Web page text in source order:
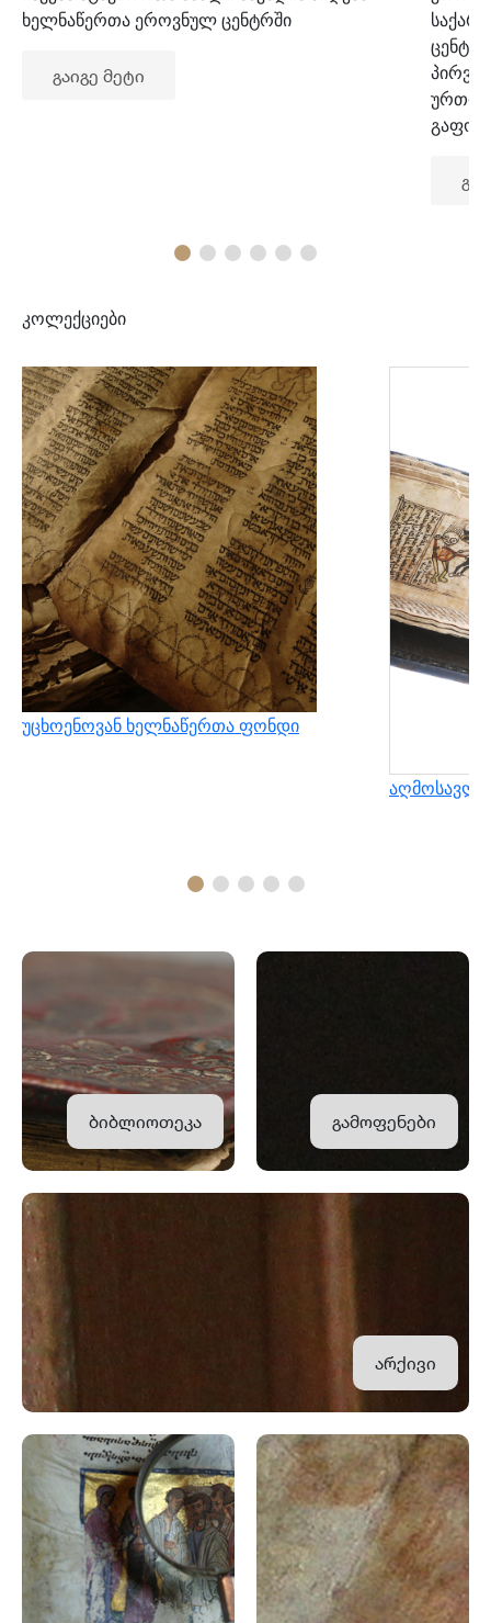
ხელნაწერთა ეროვნულ ცენტრში
გაიგე მეტი
კოლექციები
უცხოენოვან ხელნაწერთა ფონდი
ბიბლიოთეკა გამოფენები
არქივი